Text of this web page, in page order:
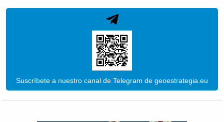
Suscríbete a nuestro canal de Telegram de geoestrategia.eu